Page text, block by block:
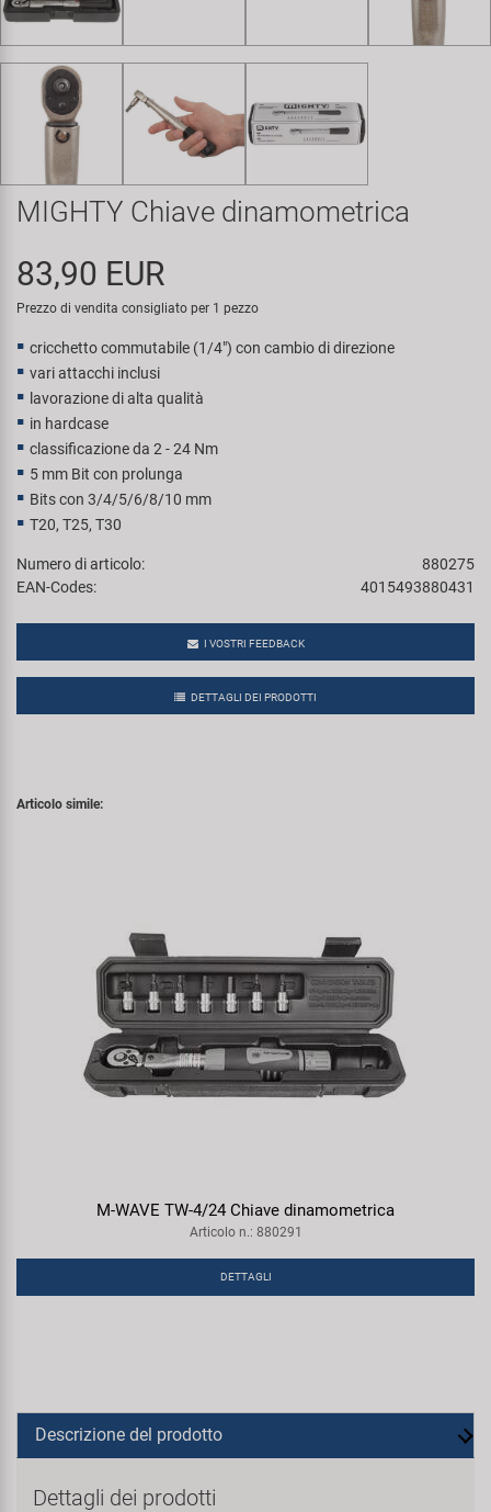
Super B
Trail-Gator
Velo
Tutte le marche
MIGHTY Chiave dinamometrica
83,90 EUR
Prezzo di vendita consigliato per 1 pezzo
cricchetto commutabile (1/4") con cambio di direzione
vari attacchi inclusi
lavorazione di alta qualità
in hardcase
classificazione da 2 - 24 Nm
5 mm Bit con prolunga
Bits con 3/4/5/6/8/10 mm
T20, T25, T30
Numero di articolo:
880275
EAN-Codes:
4015493880431
I VOSTRI FEEDBACK
DETTAGLI DEI PRODOTTI
Articolo simile:
M-WAVE TW-4/24 Chiave dinamometrica
Articolo n.: 880291
DETTAGLI
Descrizione del prodotto
Dettagli dei prodotti